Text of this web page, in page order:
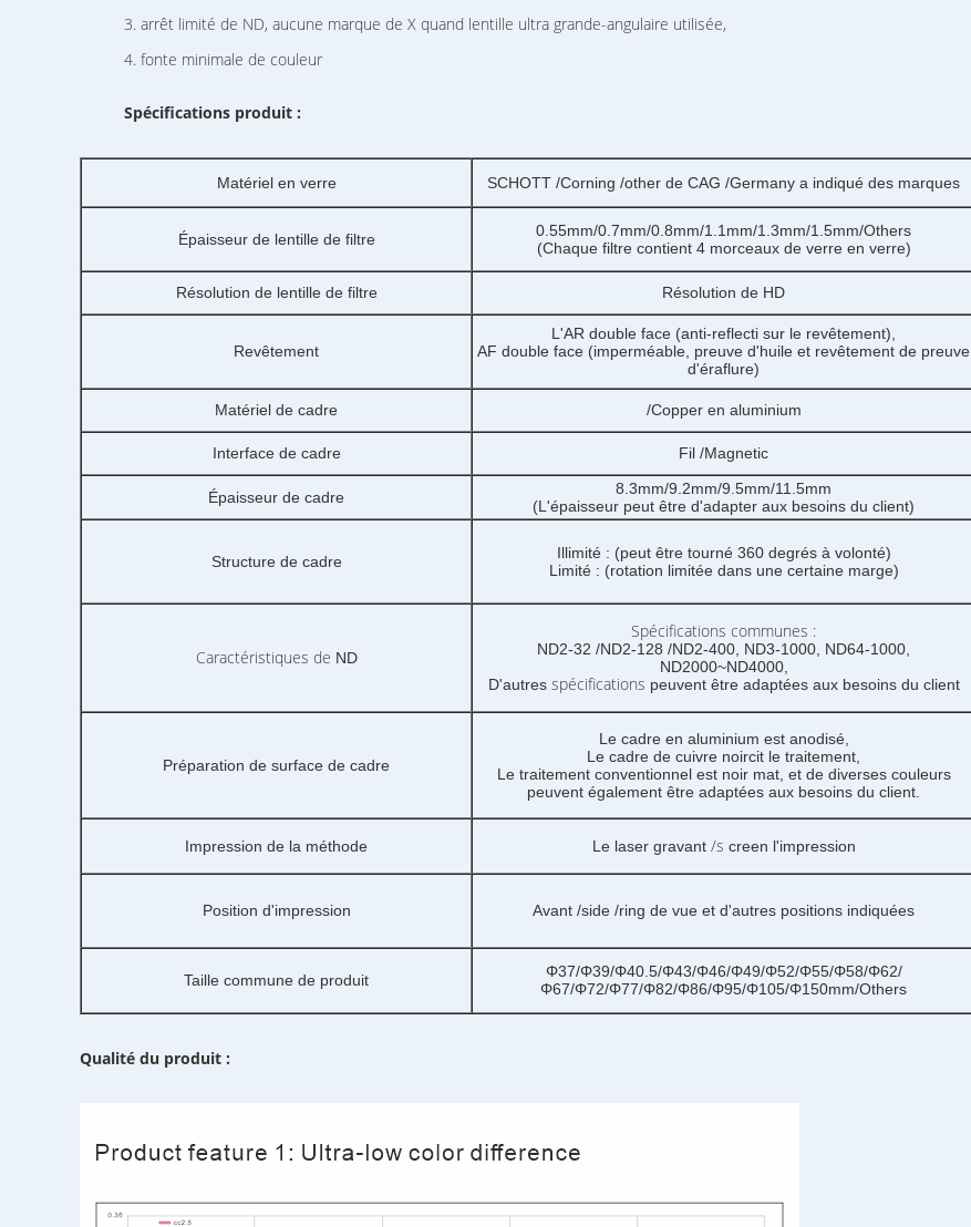
3. arrêt limité de ND, aucune marque de X quand lentille ultra grande-angulaire utilisée,
4. fonte minimale de couleur
Spécifications produit :
Matériel en verre SCHOTT /Corning /other de CAG /Germany a indiqué des marques
Épaisseur de lentille de filtre
0.55mm/0.7mm/0.8mm/1.1mm/1.3mm/1.5mm/Others
(Chaque filtre contient 4 morceaux de verre en verre)
Résolution de lentille de filtre Résolution de HD
Revêtement
L'AR double face (anti-reflecti sur le revêtement),
AF double face (imperméable, preuve d'huile et revêtement de preuve
d'éraflure)
Matériel de cadre /Copper en aluminium
Interface de cadre Fil /Magnetic
Épaisseur de cadre
8.3mm/9.2mm/9.5mm/11.5mm
(L'épaisseur peut être d'adapter aux besoins du client)
Structure de cadre
Illimité : (peut être tourné 360 degrés à volonté)
Limité : (rotation limitée dans une certaine marge)
Caractéristiques de ND
Spécifications communes :
ND2-32 /ND2-128 /ND2-400, ND3-1000, ND64-1000,
ND2000~ND4000,
D'autresspécifications peuvent être adaptées aux besoins du client
Préparation de surface de cadre
Le cadre en aluminium est anodisé,
Le cadre de cuivre noircit le traitement,
Le traitement conventionnel est noir mat, et de diverses couleurs
peuvent également être adaptées aux besoins du client.
Impression de la méthode Le laser gravant/s creen l'impression
Position d'impression Avant /side /ring de vue et d'autres positions indiquées
Taille commune de produit
Φ37/Φ39/Φ40.5/Φ43/Φ46/Φ49/Φ52/Φ55/Φ58/Φ62/
Φ67/Φ72/Φ77/Φ82/Φ86/Φ95/Φ105/Φ150mm/Others
Qualité du produit :